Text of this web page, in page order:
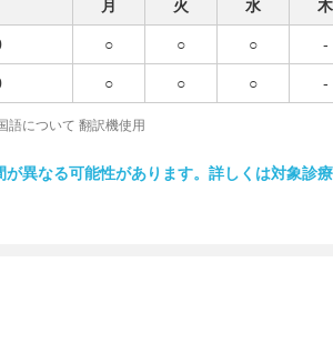
月 火 水 木
○ ○ ○ -
○ ○ ○ -
語について 翻訳機使用
異なる可能性があります。詳しくは対象診